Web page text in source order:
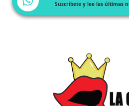
Suscríbete y lee las últimas